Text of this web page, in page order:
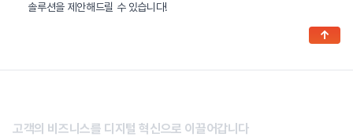
솔루션을 제안해드릴 수 있습니다!
고객의 비즈니스를 디지털 혁신으로 이끌어갑니다
↑